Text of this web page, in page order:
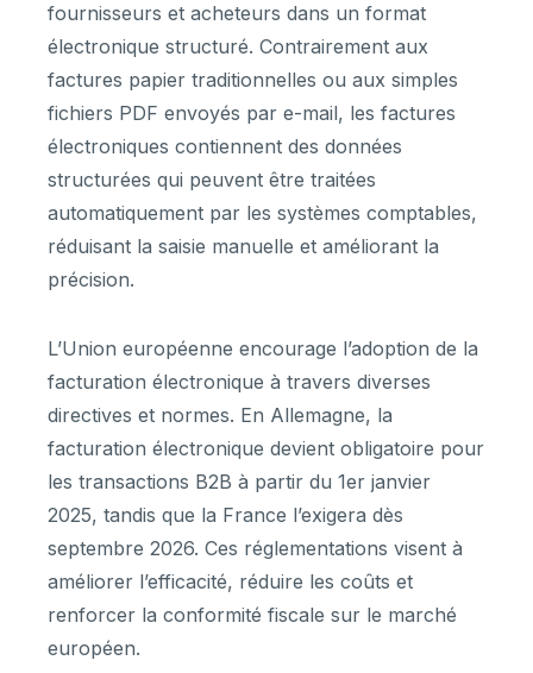
fournisseurs et acheteurs dans un format
électronique structuré. Contrairement aux
factures papier traditionnelles ou aux simples
fichiers PDF envoyés par e-mail, les factures
électroniques contiennent des données
structurées qui peuvent être traitées
automatiquement par les systèmes comptables,
réduisant la saisie manuelle et améliorant la
précision.
L’Union européenne encourage l’adoption de la
facturation électronique à travers diverses
directives et normes. En Allemagne, la
facturation électronique devient obligatoire pour
les transactions B2B à partir du 1er janvier
2025, tandis que la France l’exigera dès
septembre 2026. Ces réglementations visent à
améliorer l’efficacité, réduire les coûts et
renforcer la conformité fiscale sur le marché
européen.